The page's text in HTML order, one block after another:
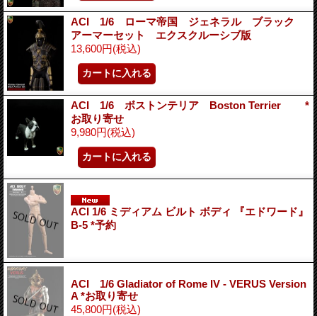
ACI 1/6 ローマ帝国 ジェネラル ブラック
アーマーセット エクスクルーシブ版
13,600円(税込)
ACI 1/6 ボストンテリア Boston Terrier *
お取り寄せ
9,980円(税込)
ACI 1/6 ミディアム ビルト ボディ 『エドワード』
B-5 *予約
ACI 1/6 Gladiator of Rome IV - VERUS Version
A *お取り寄せ
45,800円(税込)